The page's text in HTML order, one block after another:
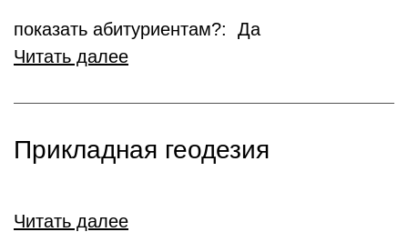
показать абитуриентам?: Да
Читать далее
Прикладная геодезия
Читать далее